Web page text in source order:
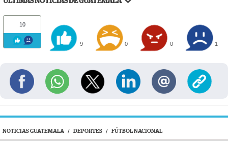
10
9 0 0 1
NOTICIAS GUATEMALA / DEPORTES / FÚTBOL NACIONAL